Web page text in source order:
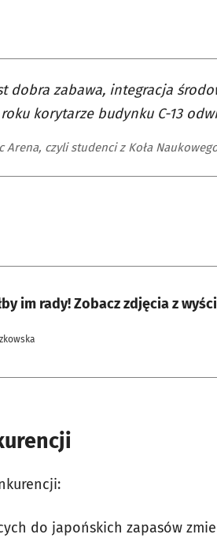
dobra zabawa, integracja
roku korytarze budynku C-13
czyli studenci z Koła
im rady! Zobacz zdjęcia z
do japońskich zapasów